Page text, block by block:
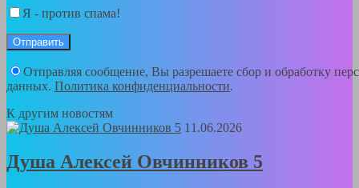
Я - против спама!
Отправляя сообщение, Вы разрешаете сбор и обработку
данных. Политика конфиденциальности.
К другим новостям
11.06.2026
Душа Алексей Овчинников 5